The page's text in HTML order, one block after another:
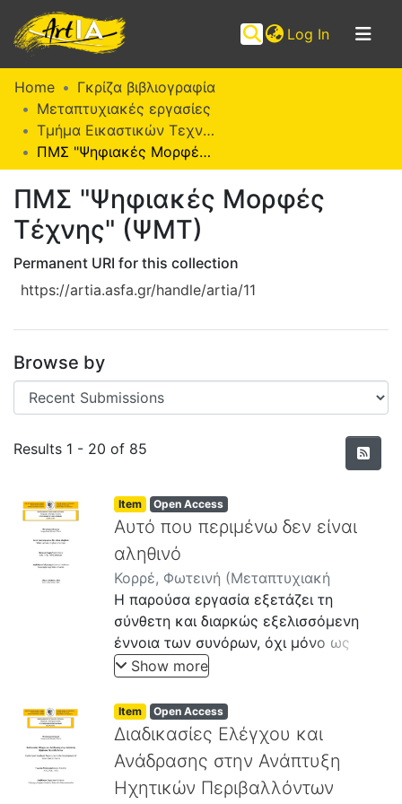
Log In (current)
Communities
Collections
Browse ArtIA
Statistics
Home
Γκρίζα βιβλιογραφία
Μεταπτυχιακές εργασίες
Τμήμα Εικαστικών Τεχνών
ΠΜΣ "Ψηφιακές Μορφές Τέχνης" (ΨΜΤ)
ΠΜΣ "Ψηφιακές Μορφές
Τέχνης" (ΨΜΤ)
Permanent URI for this collection
https://artia.asfa.gr/handle/artia/11
Browse by
Recent Submissions
Results 1 - 20 of 85
Item Open Access
Αυτό που περιμένω δεν είναι
αληθινό
Κορρέ, Φωτεινή (Μεταπτυχιακή
εργασία,2024-11)
Η παρούσα εργασία εξετάζει τη
σύνθετη και διαρκώς εξελισσόμενη
έννοια των συνόρων, όχι μόνο ως
φυσικών ορίων μεταξύ κρατών, αλλά
κατασκευών που επιβάλλουν και
ρυθμίζουν ταυτότητες. Η έρευνα
προσεγγίζει τα σύνορα ως έναν
μηχανισμό εξουσίας που, από τη μια
πλευρά, επιτρέπει τη διάκριση μεταξύ
Show more
Item Open Access
Διαδικασίες Ελέγχου και
Ανάδρασης στην Ανάπτυξη
Ηχητικών Περιβαλλόντων